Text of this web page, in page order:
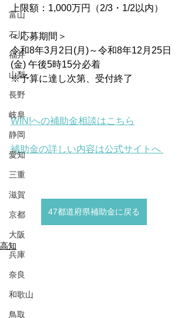
富山
石川
福井
山梨
長野
岐阜
静岡
愛知
三重
滋賀
京都
大阪
兵庫
奈良
和歌山
鳥取
上限額：1,000万円（2/3・1/2以内）
＜応募期間＞
令和8年3月2日(月)～令和8年12月25日
(金) 午後5時15分必着
※予算に達し次第、受付終了
WIN!への補助金相談はこちら
補助金の詳しい内容は公式サイトへ
47都道府県補助金に戻る
高知